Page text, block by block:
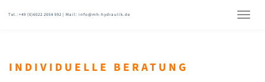
Tel.:+49 (0)6022 2054 992 | Mail: info@mh-hydraulik.de
INDIVIDUELLE BERATUNG